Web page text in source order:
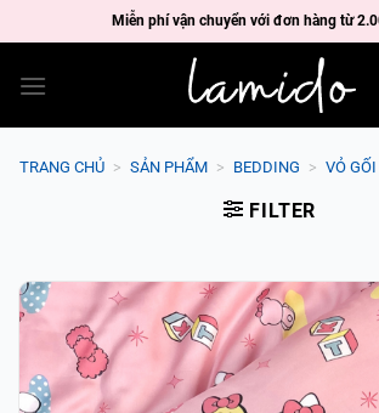
to
content
Miễn phí vận chuyển với đơn hàng từ
TRANG CHỦ > SẢN PHẨM > BEDDING > VỎ
FILTER